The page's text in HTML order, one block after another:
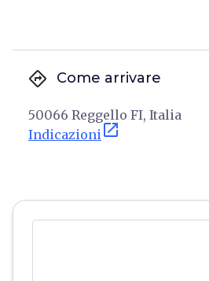
directions Come arrivare
50066 Reggello FI, Italia
Indicazioni open_in_new